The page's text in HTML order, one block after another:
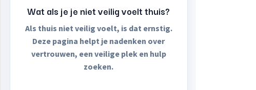
Wat als je je niet veilig voelt thuis?
Als thuis niet veilig voelt, is dat ernstig.
Deze pagina helpt je nadenken over
vertrouwen, een veilige plek en hulp
zoeken.